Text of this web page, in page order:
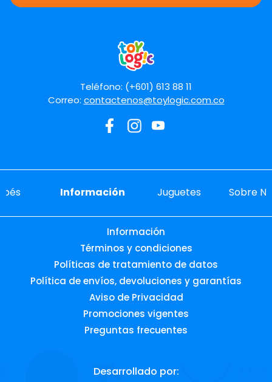
Teléfono: (+601) 613 88 11
Correo: contactenos@toylogic.com.co
Información Juguetes Sobre
Información
Términos y condiciones
Políticas de tratamiento de datos
Política de envíos, devoluciones y garantías
Aviso de Privacidad
Promociones vigentes
Preguntas frecuentes
Desarrollado por: